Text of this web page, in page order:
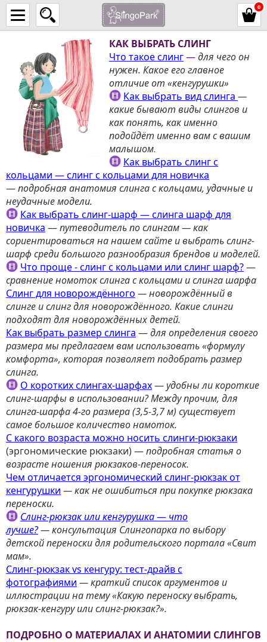
0
КАК ВЫБРАТЬ СЛИНГ
Что такое слинг—для чего он
нужен. Какое его главное
отличие от «кенгурушки»
Как выбрать вид слинга —
какие бывают виды слингов и
как понять, как именно
подойдёт именно вам с вашим
малышом.
Как выбрать слинг с
кольцами — слинг с кольцами для новичка
—подробная анатомия слинга с кольцами, удачные и
неудачные модели.
Как выбрать слинг-шарф — слинга шарф для
новичка —путеводитель по слингам — как
сориентироваться на нашем сайте и выбрать слинг-
шарф среди большого разнообразия брендов и моделей.
Что проще - слинг с кольцами или слинг шарф?—
сравнение номоток слинга с кольцами и слинга шарфа
Слинг для новорождённого — новорождённый в
слинге и слинг для новорождённого. Какие слинги
подходят для новорождённых детей.
Как выбрать размер слинга —для определения своего
размера мы предлагаем вам использовать «формулу
комфорта», которая позволяет подобрать размер
слинга.
О коротких слингах-шарфах—удобны ли короткие
слинг-шарфы в использовании? Между прочим, для
слинга-шарфа 4-го размера (3,5-3,7 м) существует
самое большое количество намоток.
С какого возраста можно носить слинги-рюкзаки
(эргономические рюкзаки) —подробная статья о
возрасте ношения рюкзаков-переносок.
Чем отличается эргономический слинг-рюкзак от
кенгурушки — как не ошибиться при покупке рюкзака
переноски.
Слинг-рюкзак или кенгурушка— что
лучше?— консультация Слингопарка по выбору
детской переноски для родительского портала«Свит
мам».
Слинг-рюкзак vs кенгуру: тест-драйв с
фотографиями — краткий список аргументов и
иллюстрации на тему«Какую переноску выбрать,
рюкзак-кенгуру или слинг-рюкзак?».
ПОДРОБНО О МАТЕРИАЛАХ И АНАТОМИИ СЛИНГОВ